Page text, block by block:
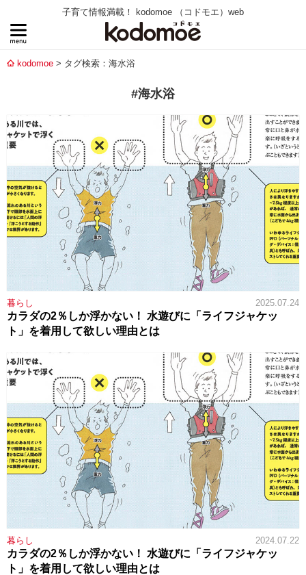
子育て情報満載！ kodomoe （コドモエ）web
kodomoe タグ検索：海水浴
#海水浴
暮らし 2025.07.24
カラダの2％しか浮かない！ 水遊びに「ライフジャケッ
ト」を着用して欲しい理由とは
暮らし 2024.07.22
カラダの2％しか浮かない！ 水遊びに「ライフジャケッ
ト」を着用して欲しい理由とは